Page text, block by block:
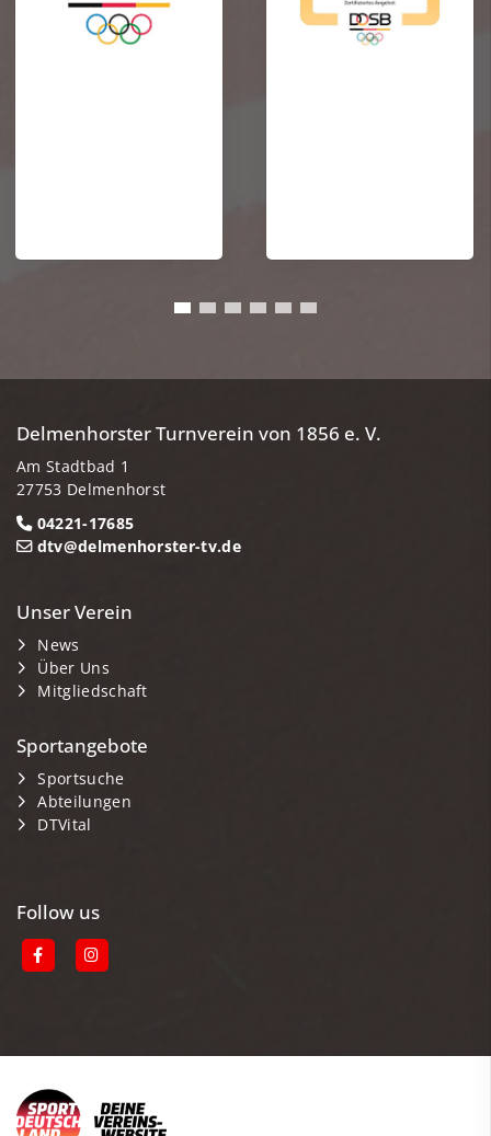
Delmenhorster Turnverein von 1856 e. V.
Am Stadtbad 1
27753 Delmenhorst
04221-17685
dtv@delmenhorster-tv.de
Unser Verein
News
Über Uns
Mitgliedschaft
Sportangebote
Sportsuche
Abteilungen
DTVital
Follow us